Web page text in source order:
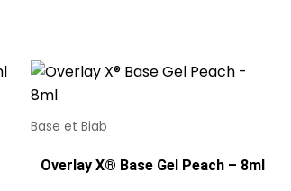
Base et Biab
Overlay X® Base Gel Peach – 8ml